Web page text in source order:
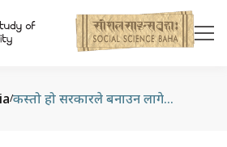
/ कस्तो हो सरकारले बनाउन लागेको श्रमिक बैंक?